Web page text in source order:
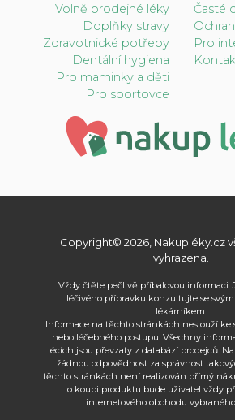
Volně prodejné léky
Doplňky stravy
Zdravotnické potřeby
Dentální hygiena
Pro maminky a děti
Pro sportovce
Časté
Pro
Copyright© 2026, Nakupléky.cz
vyhrazena.
Vždy čtěte pečlivě příbalovou informaci.
léčivého přípravku konzultujte se
lékárníkem.
Informace na těchto stránkách neslouží ke
nebo léčebného postupu. Všechny
lécích jsou převzaty z databází prodejců.
žádnou odpovědnost za správnost
těchto stránkách není realizován přímý
o koupi produktu bude uživatel vždy
internetového obchodu vybraného